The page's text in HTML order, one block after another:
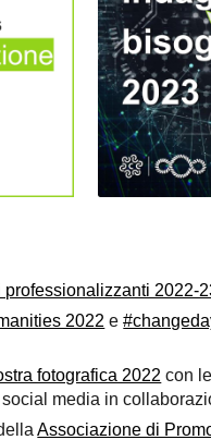
professionalizzanti 2022-
2022 e
fotografica 2022 con
media in
Associazione di